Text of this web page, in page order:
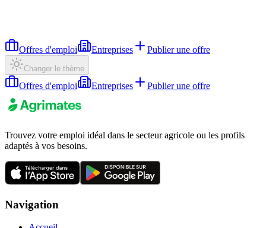
Offres d'emploi Entreprises Publier une offre
Changer le thème
Offres d'emploi Entreprises Publier une offre
Trouvez votre emploi idéal dans le secteur agricole ou les profils
adaptés à vos besoins.
Navigation